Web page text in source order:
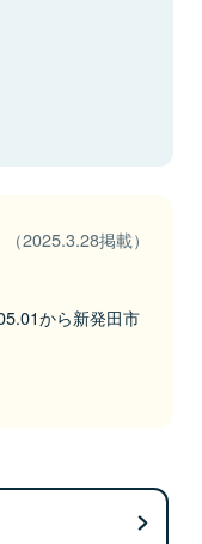
（2025.3.28掲載）
から新発田市